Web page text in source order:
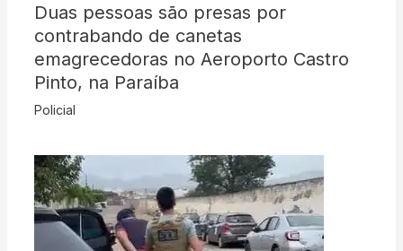
Duas pessoas são presas por
contrabando de canetas
emagrecedoras no Aeroporto Castro
Pinto, na Paraíba
Policial